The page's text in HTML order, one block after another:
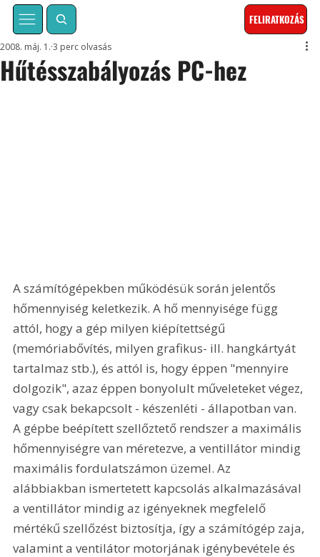
FELIRATKOZÁS
Hűtésszabályozás PC-hez
2008. máj. 1. 3 perc olvasás
A számítógépekben működésük során jelentős
hőmennyiség keletkezik. A hő mennyisége függ
attól, hogy a gép milyen kiépítettségű
(memóriabővítés, milyen grafikus- ill. hangkártyát
tartalmaz stb.), és attól is, hogy éppen "mennyire
dolgozik", azaz éppen bonyolult műveleteket végez,
vagy csak bekapcsolt - készenléti - állapotban van.
A gépbe beépített szellőztető rendszer a maximális
hőmennyiségre van méretezve, a ventillátor mindig
maximális fordulatszámon üzemel. Az
alábbiakban ismertetett kapcsolás alkalmazásával
a ventillátor mindig az igényeknek megfelelő
mértékű szellőzést biztosítja, így a számítógép zaja,
valamint a ventilátor motorjának igénybevétele és